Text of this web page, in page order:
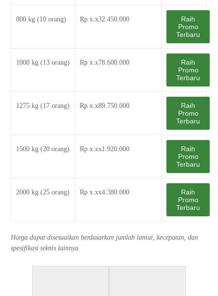
800 kg (10 orang) Rp x.x32.450.000
Raih
Promo
Terbaru
1000 kg (13 orang) Rp x.x78.600.000
Raih
Promo
Terbaru
1275 kg (17 orang) Rp x.x89.750.000
Raih
Promo
Terbaru
1500 kg (20 orang) Rp x.xx1.920.000
Raih
Promo
Terbaru
2000 kg (25 orang) Rp x.xx4.380.000
Raih
Promo
Terbaru
Harga dapat disesuaikan berdasarkan jumlah lantai, kecepatan, dan
spesifikasi teknis lainnya.